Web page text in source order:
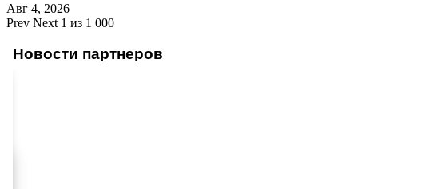
Авг 4, 2026
Prev Next 1 из 1 000
Новости партнеров